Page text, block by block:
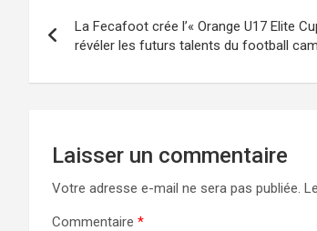
o
o
k
d
o
n
er
La Fecafoot crée l’« Orange U17 Elite
révéler les futurs talents du football
Laisser un commentaire
Votre adresse e-mail ne sera pas publiée.
Commentaire *